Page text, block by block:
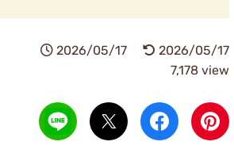
2026/05/17
2026/05/17
7,178 view